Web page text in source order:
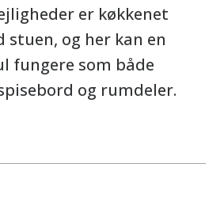
er køkkenet
og her kan en
fungere som både
og rumdeler.